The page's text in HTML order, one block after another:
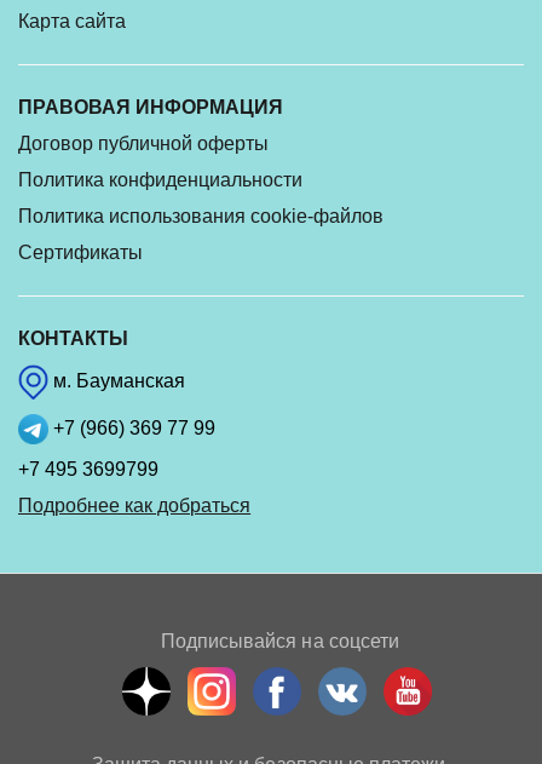
Карта сайта
ПРАВОВАЯ ИНФОРМАЦИЯ
Договор публичной оферты
Политика конфиденциальности
Политика использования cookie-файлов
Сертификаты
КОНТАКТЫ
м. Бауманская
+7 (966) 369 77 99
+7 495 3699799
Подробнее как добраться
Подписывайся на соцсети